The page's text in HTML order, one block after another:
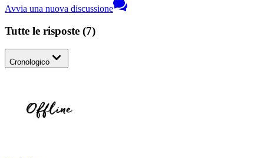
Avvia una nuova discussione
Tutte le risposte (7)
Cronologico